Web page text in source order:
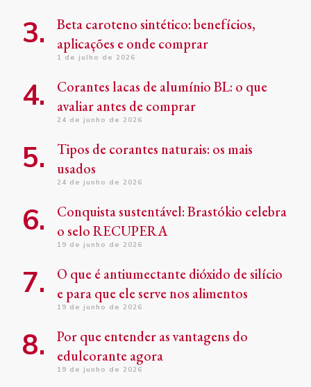
Beta caroteno sintético: benefícios,
aplicações e onde comprar
1 de julho de 2026
Corantes lacas de alumínio BL: o que
avaliar antes de comprar
24 de junho de 2026
Tipos de corantes naturais: os mais
usados
24 de junho de 2026
Conquista sustentável: Brastókio celebra
o selo RECUPERA
19 de junho de 2026
O que é antiumectante dióxido de silício
e para que ele serve nos alimentos
19 de junho de 2026
Por que entender as vantagens do
edulcorante agora
19 de junho de 2026